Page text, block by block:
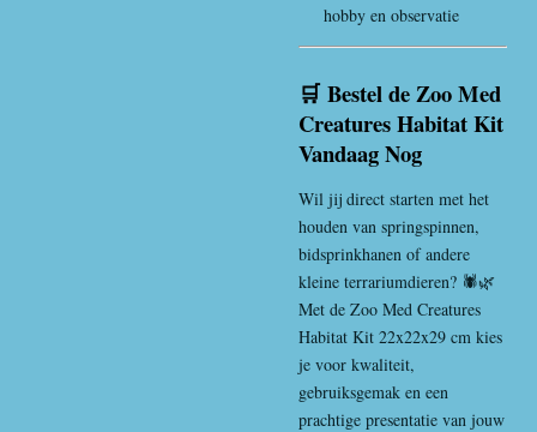
hobby en observatie
🛒 Bestel de Zoo Med
Creatures Habitat Kit
Vandaag Nog
Wil jij direct starten met het
houden van springspinnen,
bidsprinkhanen of andere
kleine terrariumdieren? 🕷️🌿
Met de Zoo Med Creatures
Habitat Kit 22x22x29 cm kies
je voor kwaliteit,
gebruiksgemak en een
prachtige presentatie van jouw